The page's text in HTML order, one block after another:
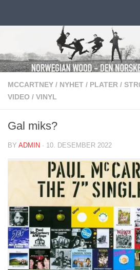
MCCARTNEY / NYHET / PLATER /
VIDEO / VINYL
Gal miks?
BY ADMIN · 10. DESEMBER 2022